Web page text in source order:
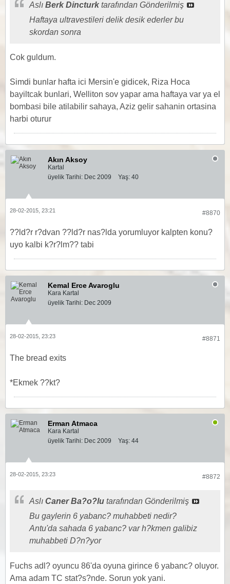
Aslı Berk Dincturktarafından Gönderilmiş
Haftaya ultravestileri delik desik ederler bu
skordan sonra
Cok guldum.
Simdi bunlar hafta ici Mersin'e gidicek, Riza Hoca
bayiltcak bunlari, Welliton sov yapar ama haftaya var ya el
bombasi bile atilabilir sahaya, Aziz gelir sahanin ortasina
harbi oturur
Akın Aksoy
Kartal
üyelik Tarihi: Dec 2009 Yaş: 40
#8870
28-02-2015, 23:21
??ld?r r?dvan ??ld?r nas?lda yorumluyor kalpten konu?
uyo kalbi k?r?lm?? tabi
Kemal Erce Avaroglu
Kara Kartal
üyelik Tarihi: Dec 2009
#8871
28-02-2015, 23:23
The bread exits
*Ekmek ??kt?
Erman Atmaca
Kara Kartal
üyelik Tarihi: Dec 2009 Yaş: 44
#8872
28-02-2015, 23:23
Aslı Caner Ba?o?lu tarafından Gönderilmiş
Bu gaylerin 6 yabanc? muhabbeti nedir?
Antu'da sahada 6 yabanc? var h?kmen galibiz
muhabbeti D?n?yor
Fuchs adl? oyuncu 86'da oyuna girince 6 yabanc? oluyor.
Ama adam TC stat?s?nde. Sorun yok yani.